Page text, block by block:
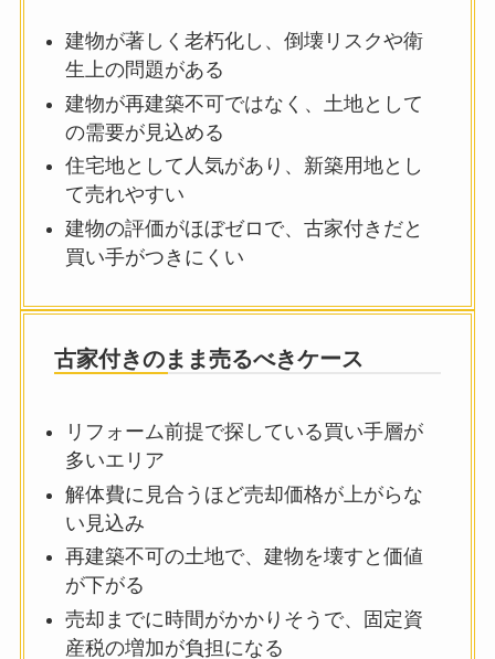
建物が著しく老朽化し、倒壊リスクや衛
生上の問題がある
建物が再建築不可ではなく、土地として
の需要が見込める
住宅地として人気があり、新築用地とし
て売れやすい
建物の評価がほぼゼロで、古家付きだと
買い手がつきにくい
古家付きのまま売るべきケース
リフォーム前提で探している買い手層が
多いエリア
解体費に見合うほど売却価格が上がらな
い見込み
再建築不可の土地で、建物を壊すと価値
が下がる
売却までに時間がかかりそうで、固定資
産税の増加が負担になる